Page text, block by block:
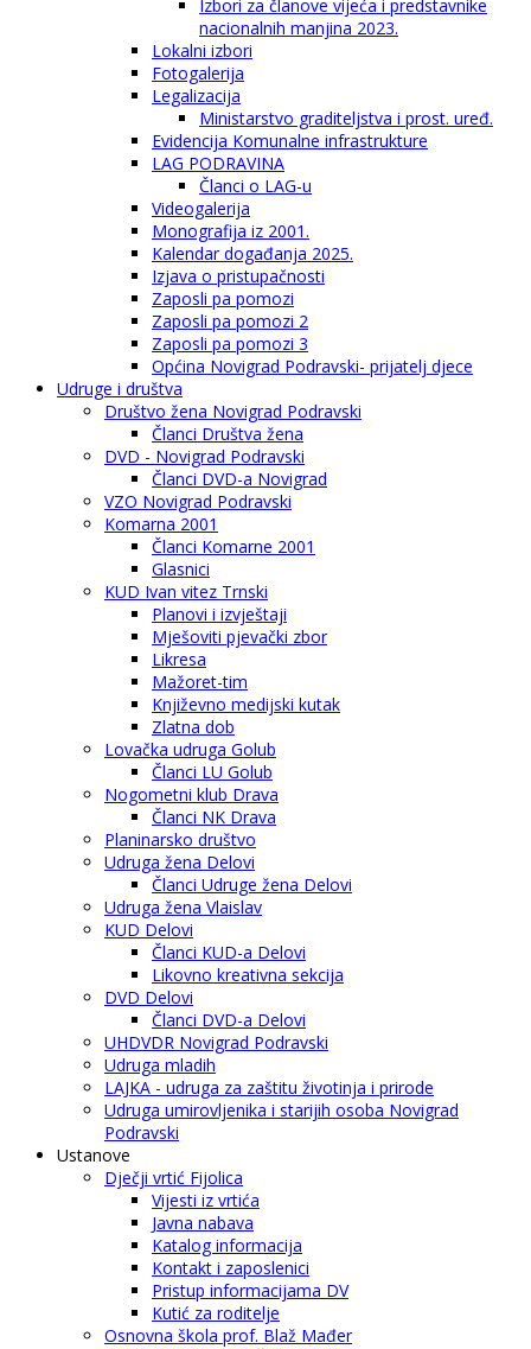
Izbori za članove vijeća i predstavnike
nacionalnih manjina 2023.
Lokalni izbori
Fotogalerija
Legalizacija
Ministarstvo graditeljstva i prost. uređ.
Evidencija Komunalne infrastrukture
LAG PODRAVINA
Članci o LAG-u
Videogalerija
Monografija iz 2001.
Kalendar događanja 2025.
Izjava o pristupačnosti
Zaposli pa pomozi
Zaposli pa pomozi 2
Zaposli pa pomozi 3
Općina Novigrad Podravski- prijatelj djece
Udruge i društva
Društvo žena Novigrad Podravski
Članci Društva žena
DVD - Novigrad Podravski
Članci DVD-a Novigrad
VZO Novigrad Podravski
Komarna 2001
Članci Komarne 2001
Glasnici
KUD Ivan vitez Trnski
Planovi i izvještaji
Mješoviti pjevački zbor
Likresa
Mažoret-tim
Književno medijski kutak
Zlatna dob
Lovačka udruga Golub
Članci LU Golub
Nogometni klub Drava
Članci NK Drava
Planinarsko društvo
Udruga žena Delovi
Članci Udruge žena Delovi
Udruga žena Vlaislav
KUD Delovi
Članci KUD-a Delovi
Likovno kreativna sekcija
DVD Delovi
Članci DVD-a Delovi
UHDVDR Novigrad Podravski
Udruga mladih
LAJKA - udruga za zaštitu životinja i prirode
Udruga umirovljenika i starijih osoba Novigrad
Podravski
Ustanove
Dječji vrtić Fijolica
Vijesti iz vrtića
Javna nabava
Katalog informacija
Kontakt i zaposlenici
Pristup informacijama DV
Kutić za roditelje
Osnovna škola prof. Blaž Mađer